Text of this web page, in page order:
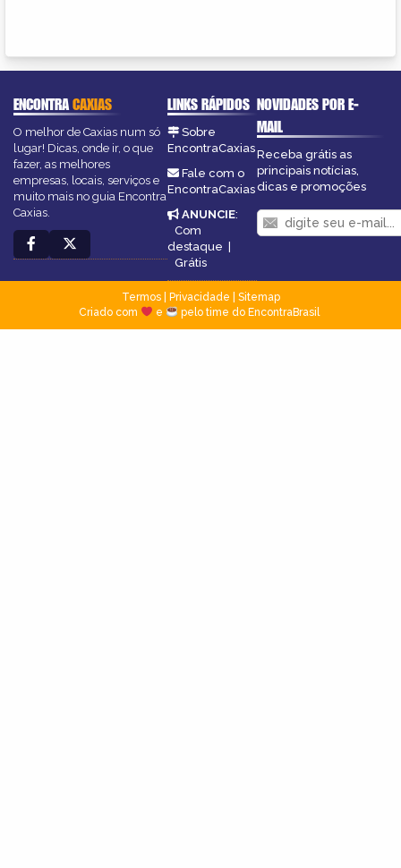
ENCONTRACAXIAS
O melhor de Caxias num só
lugar! Dicas, onde ir, o que
fazer, as melhores
empresas, locais, serviços e
muito mais no guia Encontra
Caxias.
LINKS RÁPIDOS
Sobre
EncontraCaxias
Fale com o
EncontraCaxias
ANUNCIE:
Com
destaque
Grátis
NOVIDADES POR E-
MAIL
Receba grátis as
principais notícias,
dicas e promoções
Termos| Privacidade
Sitemap
Criado com
e pelo time do EncontraBrasil